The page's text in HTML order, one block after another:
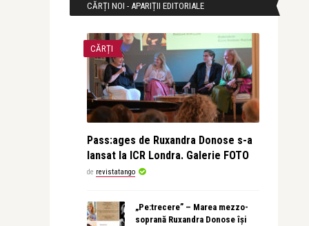
CĂRȚI NOI - APARIȚII EDITORIALE
CĂRȚI
Pass:ages de Ruxandra Donose s-a
lansat la ICR Londra. Galerie FOTO
de revistatango
„Pe:trecere” – Marea mezzo-
soprană Ruxandra Donose își